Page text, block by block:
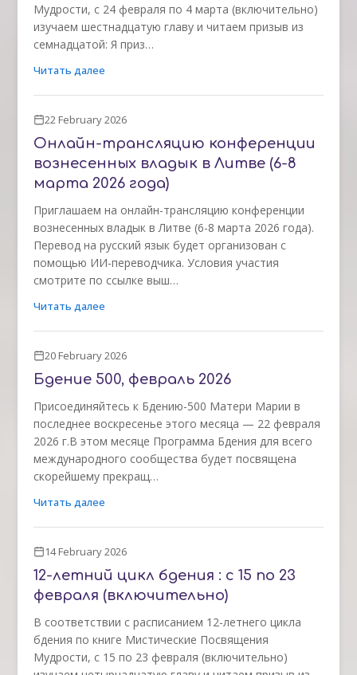
Мудрости, с 24 февраля по 4 марта (включительно)
изучаем шестнадцатую главу и читаем призыв из
семнадцатой: Я приз…
Читать далее
22 February 2026
Онлайн-трансляцию конференции
вознесенных владык в Литве (6-8
марта 2026 года)
Приглашаем на онлайн-трансляцию конференции
вознесенных владык в Литве (6-8 марта 2026 года).
Перевод на русский язык будет организован с
помощью ИИ-переводчика. Условия участия
смотрите по ссылке выш…
Читать далее
20 February 2026
Бдение 500, февраль 2026
Присоединяйтесь к Бдению-500 Матери Марии в
последнее воскресенье этого месяца — 22 февраля
2026 г.В этом месяце Программа Бдения для всего
международного сообщества будет посвящена
скорейшему прекращ…
Читать далее
14 February 2026
12-летний цикл бдения : с 15 по 23
февраля (включительно)
В соответствии с расписанием 12-летнего цикла
бдения по книге Мистические Посвящения
Мудрости, с 15 по 23 февраля (включительно)